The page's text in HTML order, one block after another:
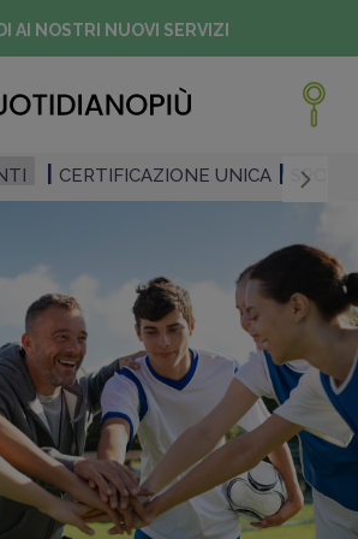
AI NOSTRI NUOVI SERVIZI
CERTIFICAZIONE UNICA